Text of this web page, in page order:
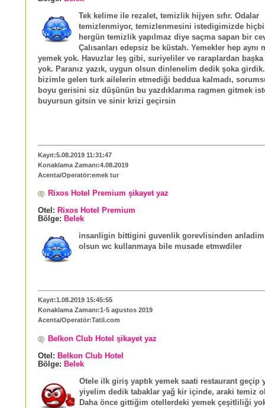
Tek kelime ile rezalet, temizlik hijyen sıfır. Odalar
temizlenmiyor, temizlenmesini istedigimizde
hergün temizlik yapılmaz diye saçma sapan bir
Çalısanları edepsiz be küstah. Yemekler hep aynı
yemek yok. Havuzlar leş gibi, suriyeliler ve raraplardan
yok. Paranız yazık, uygun olsun dinlenelim dedik şoka
bizimle gelen turk ailelerin etmediği beddua kalmadı,
boyu gerisini siz düşünün bu yazdıklarıma ragmen gitmek
buyursun gitsin ve sinir krizi geçirsin
Kayıt:5.08.2019 11:31:47
Konaklama Zamanı:4.08.2019
Acenta/Operatör:emek tur
Rixos Hotel Premium şikayet yaz
Otel: Rixos Hotel Premium
Bölge: Belek
insanligin bittigini guvenlik gorevlisinden
olsun wc kullanmaya bile musade etmwdiler
Kayıt:1.08.2019 15:45:55
Konaklama Zamanı:1-5 agustos 2019
Acenta/Operatör:Tatil.com
Belkon Club Hotel şikayet yaz
Otel: Belkon Club Hotel
Bölge: Belek
Otele ilk giriş yaptık yemek saati restaurant geçip
yiyelim dedik tabaklar yağ kir içinde, araki temiz
Daha önce gittiğim otellerdeki yemek çeşitliliği